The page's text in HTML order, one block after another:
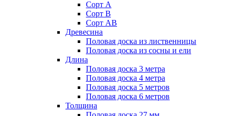
Сорт А
Сорт В
Сорт АВ
Древесина
Половая доска из лиственницы
Половая доска из сосны и ели
Длина
Половая доска 3 метра
Половая доска 4 метра
Половая доска 5 метров
Половая доска 6 метров
Толщина